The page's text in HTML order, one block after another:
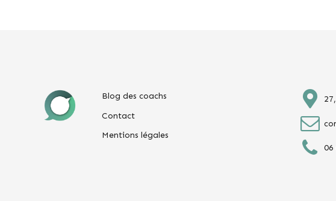
Blog des coachs
Contact
Mentions légales
06